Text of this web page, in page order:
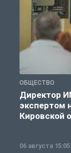
ОБЩЕСТВО
Директор
экспертом
Кировской
06 августа 15:05